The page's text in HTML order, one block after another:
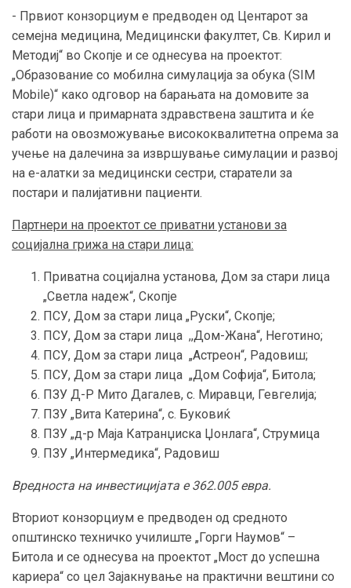
- Првиот конзорциум е предводен од Центарот за
семејна медицина, Медицински факултет, Св. Кирил и
Методиј“ во Скопје и се однесува на проектот:
„Образование со мобилна симулација за обука (SIM
Mobile)“ како одговор на барањата на домовите за
стари лица и примарната здравствена заштита и ќе
работи на овозможување висококвалитетна опрема за
учење на далечина за извршување симулации и развој
на е-алатки за медицински сестри, старатели за
постари и палијативни пациенти.
Партнери на проектот се приватни установи за
социјална грижа на стари лица:
Приватна социјална установа, Дом за стари лица
„Светла надеж“, Скопје
ПСУ, Дом за стари лица „Руски“, Скопје;
ПСУ, Дом за стари лица ,,Дом-Жана“, Неготино;
ПСУ, Дом за стари лица „Астреон“, Радовиш;
ПСУ, Дом за стари лица „Дом Софија“, Битола;
ПЗУ Д-Р Мито Дагалев, с. Миравци, Гевгелија;
ПЗУ „Вита Катерина“, с. Буковиќ
ПЗУ „д-р Маја Катранџиска Џонлага“, Струмица
ПЗУ „Интермедика“, Радовиш
Вредноста на инвестицијата е 362.005 евра.
Вториот конзорциум е предводен од средното
општинско техничко училиште „Горги Наумов“ –
Битола и се однесува на проектот „Мост до успешна
кариера“ со цел Зајакнување на практични вештини со